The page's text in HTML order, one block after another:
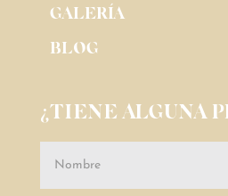
GALERÍA
BLOG
¿TIENE ALGUNA